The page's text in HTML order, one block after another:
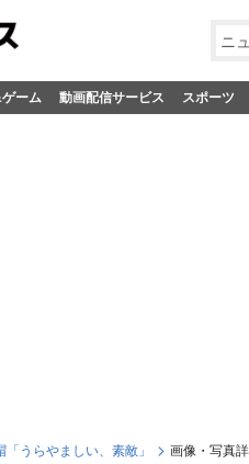
ニ
ーム 動画配信サービス スポーツ
うらやましい、素敵」 画像・写真